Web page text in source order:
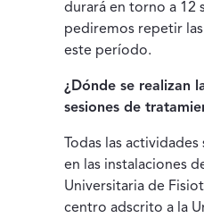
durará en torno a 12
pediremos repetir
este período.
¿Dónde se realizan
sesiones de
Todas las
en las instalaciones
Universitaria de
centro adscrito a la